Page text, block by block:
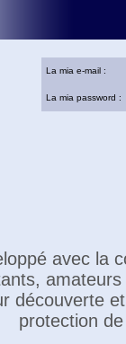
La mia e-mail :
La mia password :
avec la
découverte
protection